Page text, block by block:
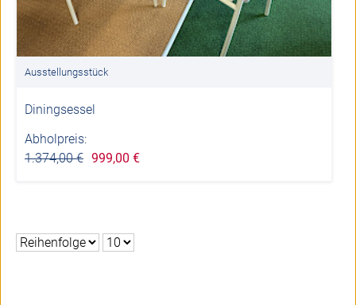
Ausstellungsstück
Diningsessel
Abholpreis:
1.374,00 € 999,00 €